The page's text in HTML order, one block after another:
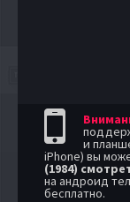
и
iPhone) вы
(1984)
на андроид
бесплатно.